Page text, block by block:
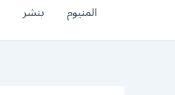
المنيوم بنشر